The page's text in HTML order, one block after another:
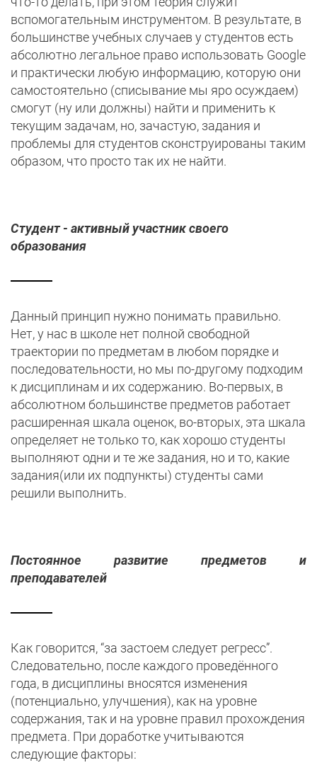
вспомогательным инструментом. В результате, в
большинстве учебных случаев у студентов есть
абсолютно легальное право использовать Google
и практически любую информацию, которую они
самостоятельно (списывание мы яро осуждаем)
смогут (ну или должны) найти и применить к
текущим задачам, но, зачастую, задания и
проблемы для студентов сконструированы таким
образом, что просто так их не найти.
Студент - активный участник своего
образования
Данный принцип нужно понимать правильно.
Нет, у нас в школе нет полной свободной
траектории по предметам в любом порядке и
последовательности, но мы по-другому подходим
к дисциплинам и их содержанию. Во-первых, в
абсолютном большинстве предметов работает
расширенная шкала оценок, во-вторых, эта шкала
определяет не только то, как хорошо студенты
выполняют одни и те же задания, но и то, какие
задания(или их подпункты) студенты сами
решили выполнить.
Постоянное развитие предметов и
преподавателей
Как говорится, “за застоем следует регресс”.
Следовательно, после каждого проведённого
года, в дисциплины вносятся изменения
(потенциально, улучшения), как на уровне
содержания, так и на уровне правил прохождения
предмета. При доработке учитываются
следующие факторы: